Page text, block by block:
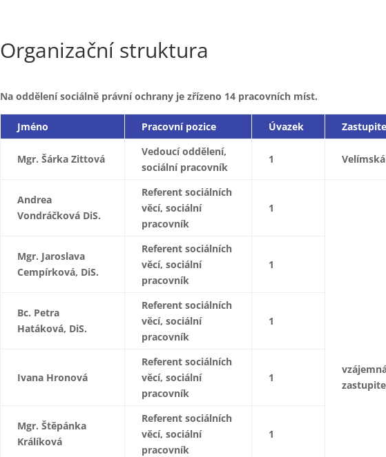
Organizační struktura
Na oddělení sociálně právní ochrany je zřízeno 14 pracovních míst.
Jméno Pracovní pozice Úvazek
Mgr. Šárka Zittová
Vedoucí oddělení,
sociální pracovník
1
Andrea
Vondráčková DiS.
Referent sociálních
věcí, sociální
pracovník
1
Mgr. Jaroslava
Cempírková, DiS.
Referent sociálních
věcí, sociální
pracovník
1
Bc. Petra
Hatáková, DiS.
Referent sociálních
věcí, sociální
pracovník
1
Ivana Hronová
Referent sociálních
věcí, sociální
pracovník
1
Mgr. Štěpánka
Králíková
Referent sociálních
věcí, sociální
pracovník
1